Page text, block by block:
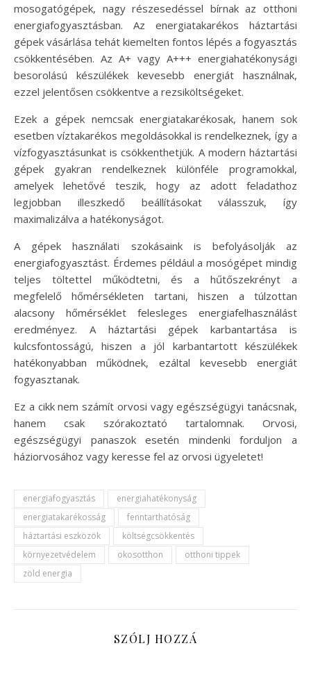
mosogatógépek, nagy részesedéssel bírnak az otthoni
energiafogyasztásban. Az energiatakarékos háztartási
gépek vásárlása tehát kiemelten fontos lépés a fogyasztás
csökkentésében. Az A+ vagy A+++ energiahatékonysági
besorolású készülékek kevesebb energiát használnak,
ezzel jelentősen csökkentve a rezsiköltségeket.
Ezek a gépek nemcsak energiatakarékosak, hanem sok
esetben víztakarékos megoldásokkal is rendelkeznek, így a
vízfogyasztásunkat is csökkenthetjük. A modern háztartási
gépek gyakran rendelkeznek különféle programokkal,
amelyek lehetővé teszik, hogy az adott feladathoz
legjobban illeszkedő beállításokat válasszuk, így
maximalizálva a hatékonyságot.
A gépek használati szokásaink is befolyásolják az
energiafogyasztást. Érdemes például a mosógépet mindig
teljes töltettel működtetni, és a hűtőszekrényt a
megfelelő hőmérsékleten tartani, hiszen a túlzottan
alacsony hőmérséklet felesleges energiafelhasználást
eredményez. A háztartási gépek karbantartása is
kulcsfontosságú, hiszen a jól karbantartott készülékek
hatékonyabban működnek, ezáltal kevesebb energiát
fogyasztanak.
Ez a cikk nem számít orvosi vagy egészségügyi tanácsnak,
hanem csak szórakoztató tartalomnak. Orvosi,
egészségügyi panaszok esetén mindenki forduljon a
háziorvosához vagy keresse fel az orvosi ügyeletet!
energiafogyasztás
energiahatékonyság
energiatakarékosság
fenntarthatóság
háztartási eszközök
költségcsökkentés
környezetvédelem
okosotthon
otthoni tippek
zöld energia
SZÓLJ HOZZÁ